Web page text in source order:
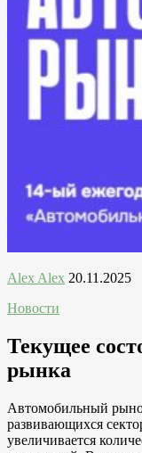
Alex Alex 20.11.2025
Новости
Текущее
рынка
Автомобильный
развивающихся
увеличивается